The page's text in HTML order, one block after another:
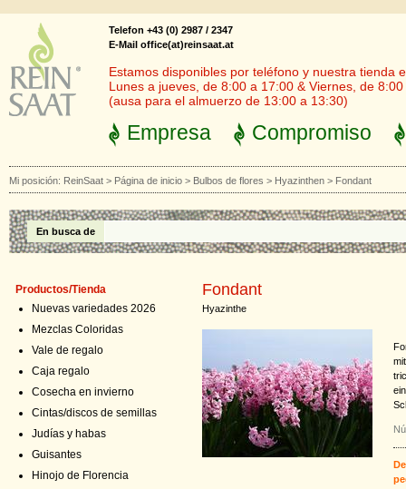
Telefon +43 (0) 2987 / 2347
E-Mail office(at)reinsaat.at
Estamos disponibles por teléfono y nuestra tienda
Lunes a jueves, de 8:00 a 17:00 & Viernes, de
(ausa para el almuerzo de 13:00 a 13:30)
Empresa Compromiso
Mi posición: ReinSaat > Página de inicio > Bulbos de flores > Hyazinthen > Fondant
En busca de
Productos/Tienda
Nuevas variedades 2026
Mezclas Coloridas
Vale de regalo
Caja regalo
Cosecha en invierno
Cintas/discos de semillas
Judías y habas
Guisantes
Hinojo de Florencia
Fondant
Hyazinthe